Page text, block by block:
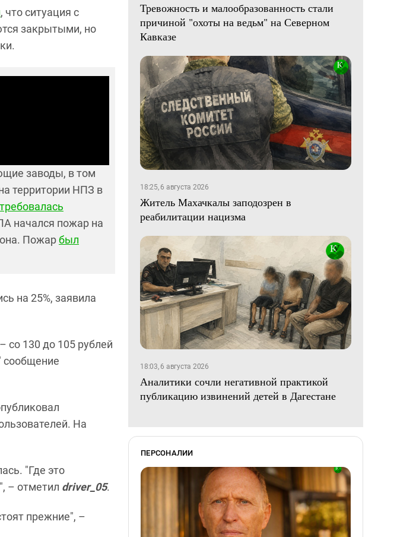
, что ситуация с
закрытыми, но
заводы, в том
территории НПЗ в
начался пожар на
Пожарбыл
на 25%, заявила
со 130 до 105 рублей
сообщение
На
"Где это
– отметил driver_05.
прежние", –
Тревожность и малообразованность стали
причиной "охоты на ведьм" на Северном
Кавказе
18:25, 6 августа 2026
Житель Махачкалы заподозрен в
реабилитации нацизма
18:03, 6 августа 2026
Аналитики сочли негативной практикой
публикацию извинений детей в Дагестане
ПЕРСОНАЛИИ